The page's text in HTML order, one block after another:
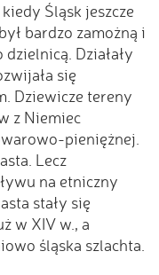
Śląsk jeszcze
bardzo zamożną i
Działały
się
Dziewicze tereny
z Niemiec
pieniężnej.
Lecz
na etniczny
stały się
w XIV w., a
śląska szlachta.